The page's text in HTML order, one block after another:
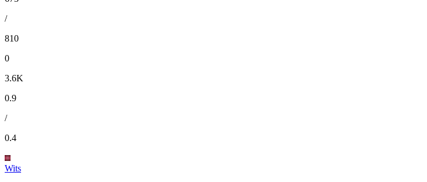
/
810
0
3.6K
0.9
/
0.4
Wits